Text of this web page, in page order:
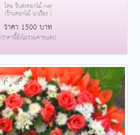
โดย รับส่งดอกไม้.net
(ร้านดอกไม้ นาเรียง )
ราคา 1500 บาท
(ราคานี้ยังไม่รวมค่าขนส่ง)